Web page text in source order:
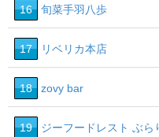
16 旬菜手羽八歩
17 リベリカ本店
18 zovy bar
19 ジーフードレスト ぶら